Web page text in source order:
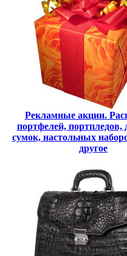
Рекламные акции.
портфелей,
сумок, настольных
другое